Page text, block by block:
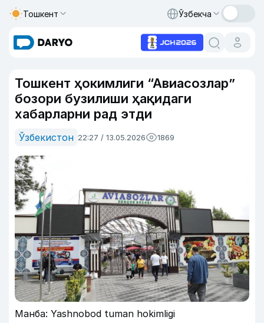
Тошкент Ўзбекча
Тошкент ҳокимлиги “Авиасозлар”
бозори бузилиши ҳақидаги
хабарларни рад этди
Ўзбекистон 22:27 / 13.05.2026 1869
Манба: Yashnobod tuman hokimligi